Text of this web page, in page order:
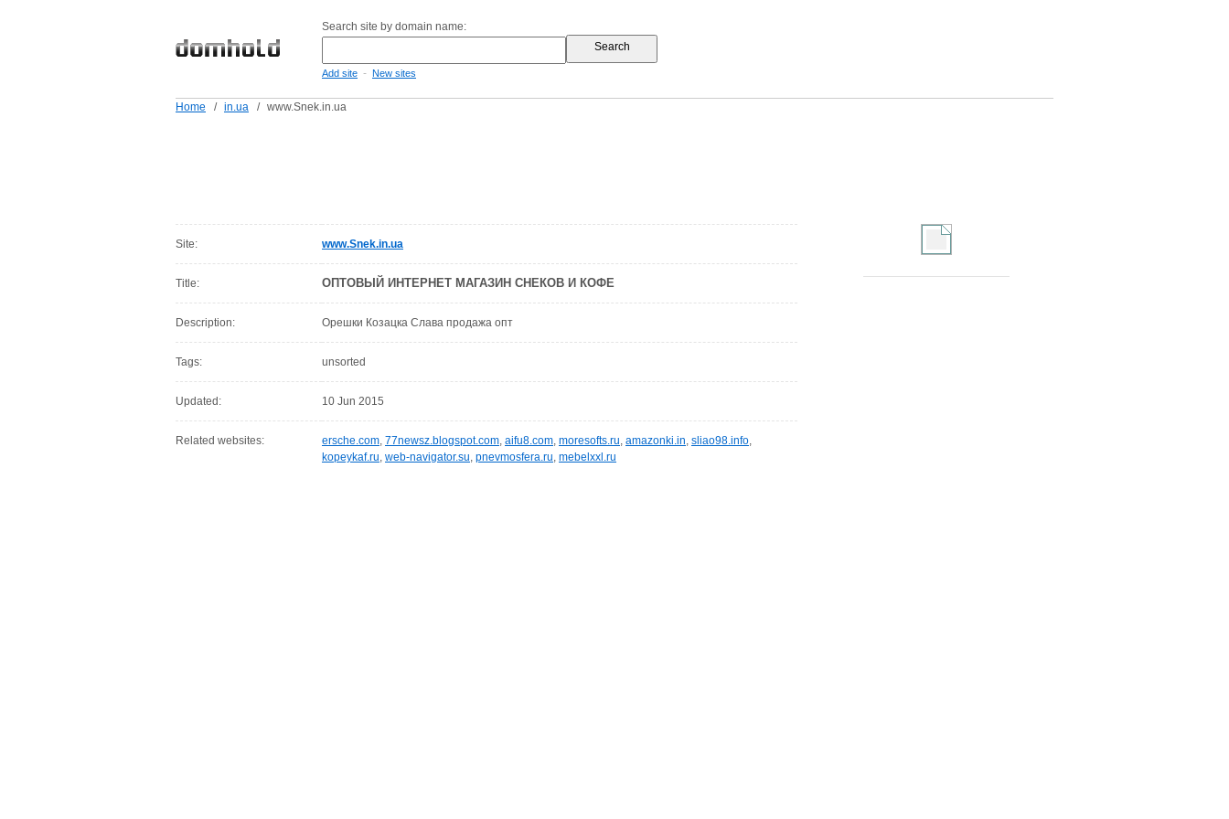
Search site by domain name:
Add site - New sites
Home / in.ua / www.Snek.in.ua
Site: www.Snek.in.ua
Title: ОПТОВЫЙ ИНТЕРНЕТ МАГАЗИН СНЕКОВ И КОФЕ
Description: Орешки Козацка Слава продажа опт
Tags: unsorted
Updated: 10 Jun 2015
Related websites: ersche.com, 77newsz.blogspot.com, aifu8.com, moresofts.ru, amazonki.in, sliao98.info,
kopeykaf.ru, web-navigator.su, pnevmosfera.ru, mebelxxl.ru